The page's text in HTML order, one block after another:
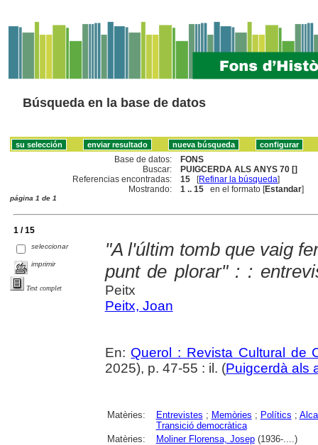
Búsqueda en la base de datos
Base de datos:
FONS
Buscar:
PUIGCERDA ALS ANYS 70 []
Referencias encontradas:
15 [Refinar la búsqueda]
Mostrando:
1 .. 15 en el formato [Estandar]
página 1 de 1
1 / 15
seleccionar
imprimir
Text complet
"A l'últim tomb que vaig
punt de plorar" : :
Peitx
Peitx, Joan
En: Querol : Revista Cultural de
2025), p. 47-55 : il. (Puigcerdà als
Matèries: Entrevistes ; Memòries ; Polítics ;
Transició democràtica
Matèries:
Moliner Florensa, Josep(1936-....)